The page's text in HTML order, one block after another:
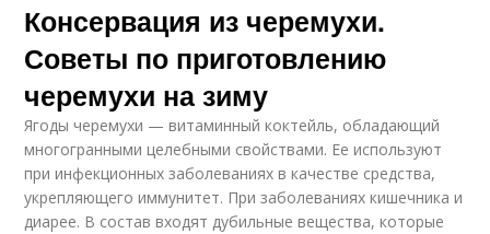
Консервация из черемухи.
Советы по приготовлению
черемухи на зиму
Ягоды черемухи — витаминный коктейль, обладающий
многогранными целебными свойствами. Ее используют
при инфекционных заболеваниях в качестве средства,
укрепляющего иммунитет. При заболеваниях кишечника и
диарее. В состав входят дубильные вещества, которые